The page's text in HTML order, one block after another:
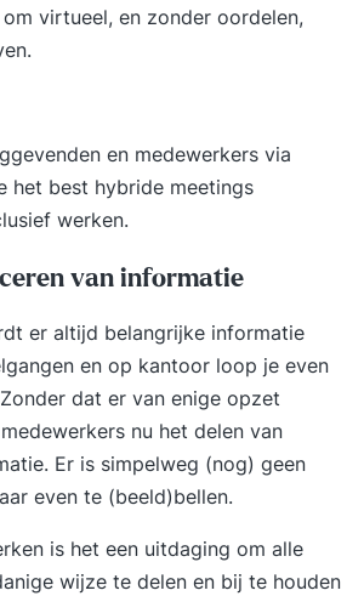
virtueel, en zonder oordelen,
en medewerkers via
het best hybride meetings
werken.
van informatie
er altijd belangrijke informatie
en op kantoor loop je even
dat er van enige opzet
nu het delen van
Er is simpelweg (nog) geen
even te (beeld)bellen.
is het een uitdaging om alle
wijze te delen en bij te houden